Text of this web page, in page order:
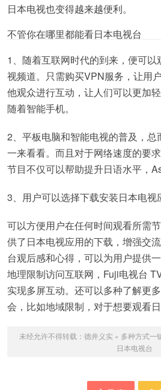
日本电视也变得越来越便利。
不管你在哪里都能看日本电视台
1、随着互联网时代的到来，便可
视频道。只需购买VPN服务，让用
他观众进行互动，让人们可以更加
随着智能手机。
2、平板电脑和智能电视的普及，总
一来看看。而且对于网络速度的要
节目不仅可以帮助提升日语水平，
3、用户可以选择下载安装日本电视
可以方便用户在任何时间观看所需
供了日本电视应用的下载，增强交
台观后感和心得，可以为用户提供
地理限制访问互联网，Fuji电视台
实现多屏互动。还可以多种了解更
会，比如地域限制，对于想要观看日
未经允许不得转载： 德井义实 » 多种方式一
日本电视台